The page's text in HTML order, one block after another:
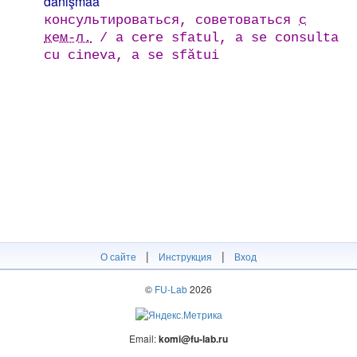
консультироваться, советоваться с
кем-л. / a cere sfatul, a se consulta
cu cineva, a se sfătui
О сайте | Инструкция | Вход
© FU-Lab2026
Email:komi@fu-lab.ru